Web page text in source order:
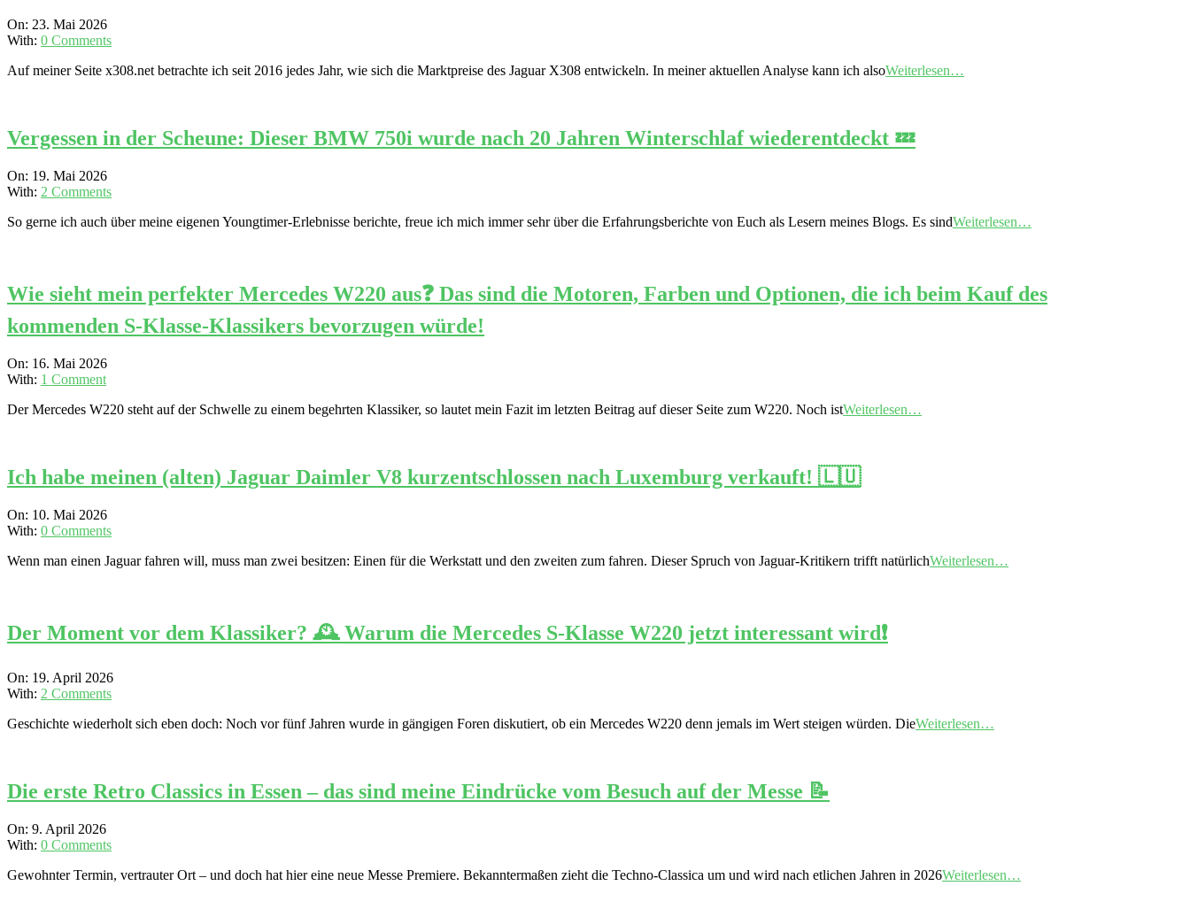
2026-
05-
On: 23. Mai 2026
With: 0 Comments
Auf meiner Seite x308.net betrachte ich seit 2016 jedes Jahr, wie sich die Marktpreise des Jaguar X308 entwickeln. In meiner aktuellen Analyse kann ich alsoWeiterlesen…
Vergessen in der Scheune: Dieser BMW 750i wurde nach 20 Jahren Winterschlaf wiederentdeckt 💤
2026-
05-
On: 19. Mai 2026
With: 2 Comments
So gerne ich auch über meine eigenen Youngtimer-Erlebnisse berichte, freue ich mich immer sehr über die Erfahrungsberichte von Euch als Lesern meines Blogs. Es sindWeiterlesen…
Wie sieht mein perfekter Mercedes W220 aus❓ Das sind die Motoren, Farben und Optionen, die ich beim Kauf des
kommenden S-Klasse-Klassikers bevorzugen würde!
2026-
05-
On: 16. Mai 2026
With: 1 Comment
Der Mercedes W220 steht auf der Schwelle zu einem begehrten Klassiker, so lautet mein Fazit im letzten Beitrag auf dieser Seite zum W220. Noch istWeiterlesen…
Ich habe meinen (alten) Jaguar Daimler V8 kurzentschlossen nach Luxemburg verkauft! 🇱🇺
2026-
05-
On: 10. Mai 2026
With: 0 Comments
Wenn man einen Jaguar fahren will, muss man zwei besitzen: Einen für die Werkstatt und den zweiten zum fahren. Dieser Spruch von Jaguar-Kritikern trifft natürlichWeiterlesen…
Der Moment vor dem Klassiker? 🕰️ Warum die Mercedes S-Klasse W220 jetzt interessant wird❗️
2026-
04-
On: 19. April 2026
With: 2 Comments
Geschichte wiederholt sich eben doch: Noch vor fünf Jahren wurde in gängigen Foren diskutiert, ob ein Mercedes W220 denn jemals im Wert steigen würden. DieWeiterlesen…
Die erste Retro Classics in Essen – das sind meine Eindrücke vom Besuch auf der Messe 📝
2026-
04-
On: 9. April 2026
With: 0 Comments
Gewohnter Termin, vertrauter Ort – und doch hat hier eine neue Messe Premiere. Bekanntermaßen zieht die Techno-Classica um und wird nach etlichen Jahren in 2026Weiterlesen…